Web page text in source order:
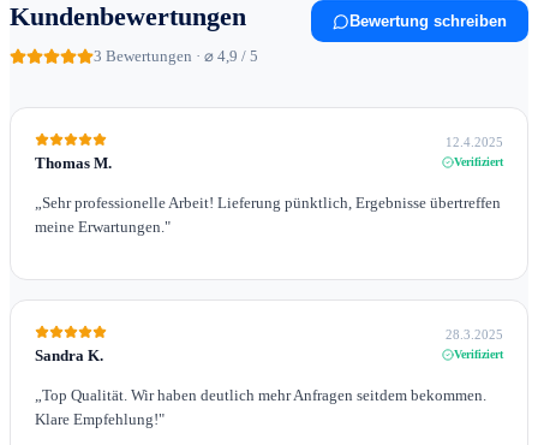
Kundenbewertungen
3 Bewertungen · ⌀ 4,9 / 5
Bewertung schreiben
Thomas M.
12.4.2025
Verifiziert
„Sehr professionelle Arbeit! Lieferung pünktlich, Ergebnisse übertreffen
meine Erwartungen."
Sandra K.
28.3.2025
Verifiziert
„Top Qualität. Wir haben deutlich mehr Anfragen seitdem bekommen.
Klare Empfehlung!"